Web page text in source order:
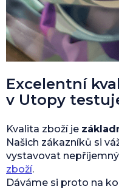
Excelentní
v Utopy
Kvalita zboží je
Našich zákazníků si
vystavovat
zboží.
Dáváme si proto na